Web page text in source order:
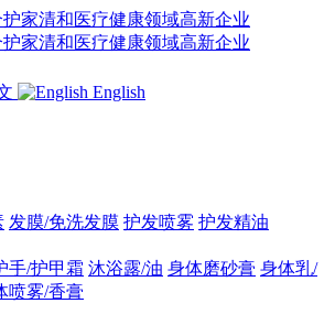
English
发膜/免洗发膜 护发喷雾 护发精油
手/护甲霜 沐浴露/油 身体磨砂膏 身体乳/
喷雾/香膏